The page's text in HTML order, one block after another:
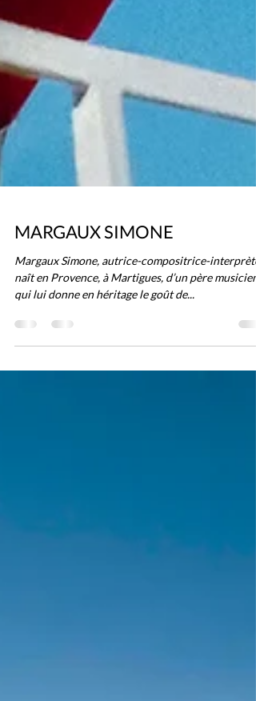
MARGAUX SIMONE
Margaux Simone, autrice-compositrice-interprète,
qui lui donne en héritage le goût de...